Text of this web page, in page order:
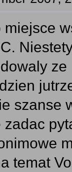
miejsce
szanse
temat